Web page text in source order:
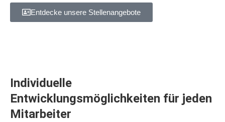
Entdecke unsere Stellenangebote
Individuelle
Entwicklungsmöglichkeiten für jeden
Mitarbeiter